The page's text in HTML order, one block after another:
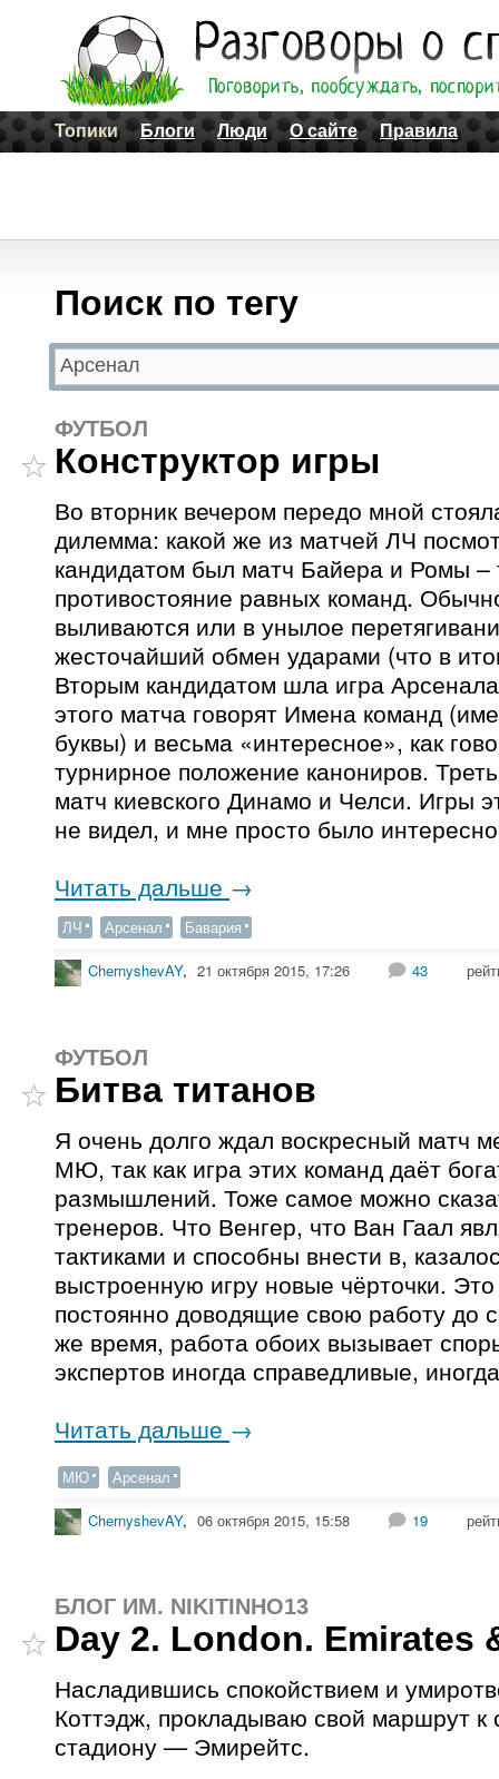
Топики Блоги Люди О сайте Правила
Поиск по тегу
ФУТБОЛ
Конструктор игры
Во вторник вечером передо мной
дилемма: какой же из матчей ЛЧ
кандидатом был матч Байера и Ромы –
противостояние равных команд.
выливаются или в унылое
жесточайший обмен ударами (что в
Вторым кандидатом шла игра
этого матча говорят Имена команд
буквы) и весьма «интересное», как
турнирное положение канониров.
матч киевского Динамо и Челси. Игры
не видел, и мне просто было
Читать дальше →
ЛЧ Арсенал Бавария
ChernyshevAY, 21 октября 2015, 17:26 43
ФУТБОЛ
Битва титанов
Я очень долго ждал воскресный матч
МЮ, так как игра этих команд даёт
размышлений. Тоже самое можно
тренеров. Что Венгер, что Ван Гаал
тактиками и способны внести в,
выстроенную игру новые чёрточки.
постоянно доводящие свою работу до
же время, работа обоих вызывает
экспертов иногда справедливые,
Читать дальше →
МЮ Арсенал
ChernyshevAY, 06 октября 2015, 15:58 19
БЛОГ ИМ. NIKITINHO13
Day 2. London. Emirates
Насладившись спокойствием и
Коттэдж, прокладываю свой маршрут
стадиону — Эмирейтс.